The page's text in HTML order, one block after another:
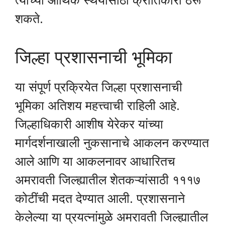
शकते.
जिल्हा प्रशासनाची भूमिका
या संपूर्ण प्रक्रियेत जिल्हा प्रशासनाची
भूमिका अतिशय महत्त्वाची राहिली आहे.
जिल्हाधिकारी आशीष येरेकर यांच्या
मार्गदर्शनाखाली नुकसानाचे आकलन करण्यात
आले आणि या आकलनावर आधारितच
अमरावती जिल्ह्यातील शेतकऱ्यांसाठी १११७
कोटींची मदत देण्यात आली. प्रशासनाने
केलेल्या या प्रयत्नांमुळे अमरावती जिल्ह्यातील